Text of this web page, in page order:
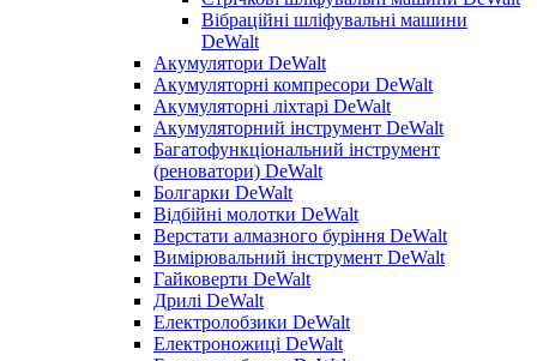
Вібраційні шліфувальні машини
DeWalt
Акумулятори DeWalt
Акумуляторні компресори DeWalt
Акумуляторні ліхтарі DeWalt
Акумуляторний інструмент DeWalt
Багатофункціональний інструмент
(реноватори) DeWalt
Болгарки DeWalt
Відбійні молотки DeWalt
Верстати алмазного буріння DeWalt
Вимірювальний інструмент DeWalt
Гайковерти DeWalt
Дрилі DeWalt
Електролобзики DeWalt
Електроножиці DeWalt